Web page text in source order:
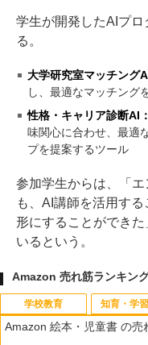
学生が開発したAIプ
る。
大学研究室マッチング
し、最適なマッチング
性格・キャリア診断AI：
味関心に合わせ、最適
プを提案するツール
参加学生からは、「
も、AI講師を活用す
形にすることができ
いるという。
Amazon 売れ筋ランキン
学校教育 知育・学
Amazon 絵本・児童書 の売